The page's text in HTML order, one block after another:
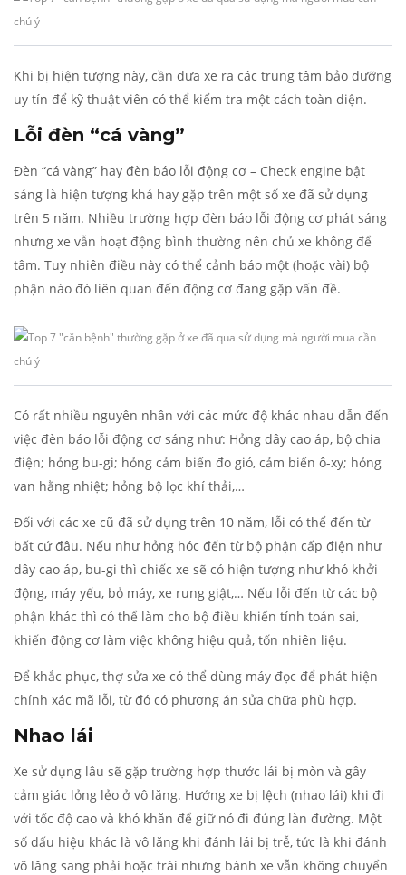
Khi bị hiện tượng này, cần đưa xe ra các trung tâm bảo dưỡng
uy tín để kỹ thuật viên có thể kiểm tra một cách toàn diện.
Lỗi đèn “cá vàng”
Đèn “cá vàng” hay đèn báo lỗi động cơ – Check engine bật
sáng là hiện tượng khá hay gặp trên một số xe đã sử dụng
trên 5 năm. Nhiều trường hợp đèn báo lỗi động cơ phát sáng
nhưng xe vẫn hoạt động bình thường nên chủ xe không để
tâm. Tuy nhiên điều này có thể cảnh báo một (hoặc vài) bộ
phận nào đó liên quan đến động cơ đang gặp vấn đề.
Có rất nhiều nguyên nhân với các mức độ khác nhau dẫn đến
việc đèn báo lỗi động cơ sáng như: Hỏng dây cao áp, bộ chia
điện; hỏng bu-gi; hỏng cảm biến đo gió, cảm biến ô-xy; hỏng
van hằng nhiệt; hỏng bộ lọc khí thải,…
Đối với các xe cũ đã sử dụng trên 10 năm, lỗi có thể đến từ
bất cứ đâu. Nếu như hỏng hóc đến từ bộ phận cấp điện như
dây cao áp, bu-gi thì chiếc xe sẽ có hiện tượng như khó khởi
động, máy yếu, bỏ máy, xe rung giật,… Nếu lỗi đến từ các bộ
phận khác thì có thể làm cho bộ điều khiển tính toán sai,
khiến động cơ làm việc không hiệu quả, tốn nhiên liệu.
Để khắc phục, thợ sửa xe có thể dùng máy đọc để phát hiện
chính xác mã lỗi, từ đó có phương án sửa chữa phù hợp.
Nhao lái
Xe sử dụng lâu sẽ gặp trường hợp thước lái bị mòn và gây
cảm giác lỏng lẻo ở vô lăng. Hướng xe bị lệch (nhao lái) khi đi
với tốc độ cao và khó khăn để giữ nó đi đúng làn đường. Một
số dấu hiệu khác là vô lăng khi đánh lái bị trễ, tức là khi đánh
vô lăng sang phải hoặc trái nhưng bánh xe vẫn không chuyển